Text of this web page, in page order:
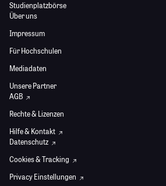
Studienplatzbörse
Über uns
Impressum
Für Hochschulen
Mediadaten
Unsere Partner
AGB
Rechte & Lizenzen
Hilfe & Kontakt
Datenschutz
Cookies & Tracking
Privacy Einstellungen